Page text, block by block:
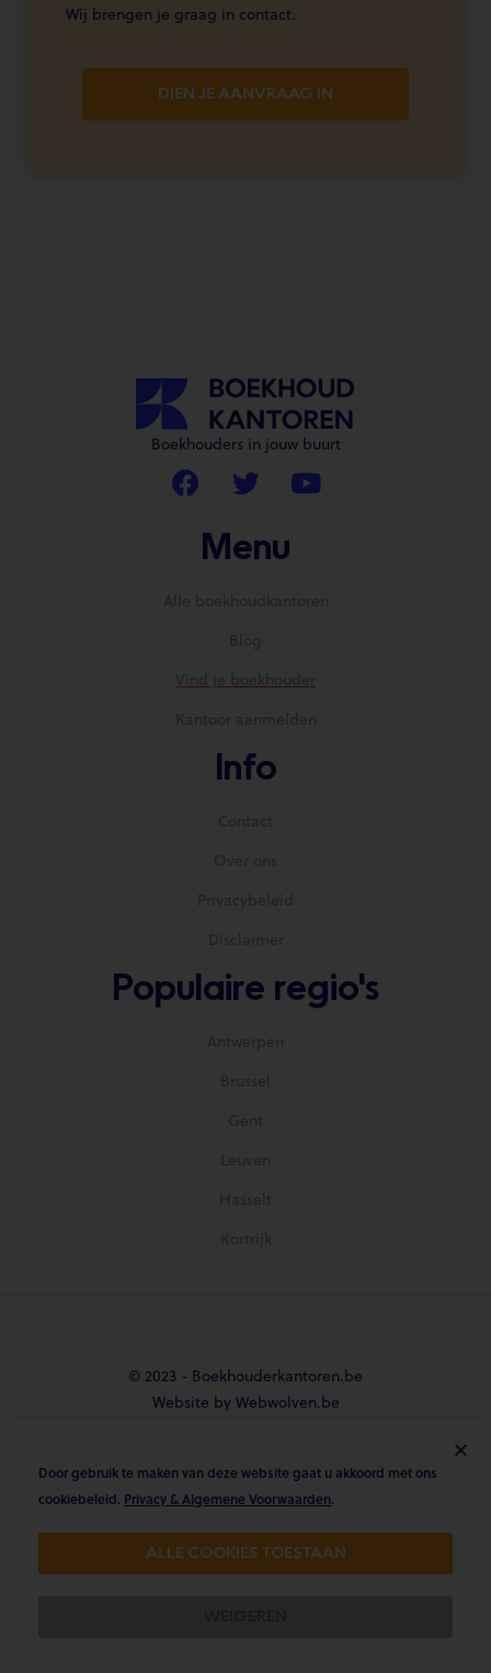
Wij brengen je graag in contact.
DIEN JE AANVRAAG IN
Boekhouders in jouw buurt
Menu
Alle boekhoudkantoren
Blog
Vind je boekhouder
Kantoor aanmelden
Info
Contact
Over ons
Privacybeleid
Disclaimer
Populaire regio's
Antwerpen
Brussel
Gent
Leuven
Hasselt
Kortrijk
© 2023 - Boekhouderkantoren.be
Website by Webwolven.be
  
Gemiddelde klantbeoordeling
4.8/5 op Trustpilot & 4.9/5 op google
Door gebruik te maken van deze website gaat u akkoord met ons
cookiebeleid. Privacy & Algemene Voorwaarden.
ALLE COOKIES TOESTAAN